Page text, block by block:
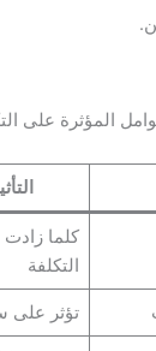
المؤثرة على
كلما
التكلفة
تؤثر على